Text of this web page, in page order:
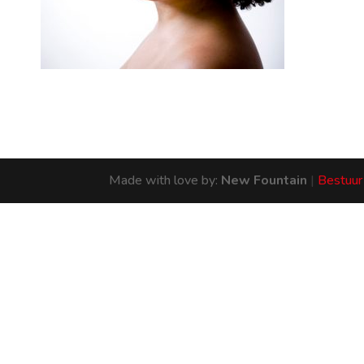
Made with love by: New Fountain |